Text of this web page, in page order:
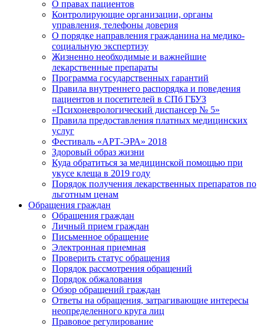
О правах пациентов
Контролирующие организации, органы
управления, телефоны доверия
О порядке направления гражданина на медико-
социальную экспертизу
Жизненно необходимые и важнейшие
лекарственные препараты
Программа государственных гарантий
Правила внутреннего распорядка и поведения
пациентов и посетителей в СПб ГБУЗ
«Психоневрологический диспансер № 5»
Правила предоставления платных медицинских
услуг
Фестиваль «АРТ-ЭРА» 2018
Здоровый образ жизни
Куда обратиться за медицинской помощью при
укусе клеща в 2019 году
Порядок получения лекарственных препаратов по
льготным ценам
Обращения граждан
Обращения граждан
Личный прием граждан
Письменное обращение
Электронная приемная
Проверить статус обращения
Порядок рассмотрения обращений
Порядок обжалования
Обзор обращений граждан
Ответы на обращения, затрагивающие интересы
неопределенного круга лиц
Правовое регулирование